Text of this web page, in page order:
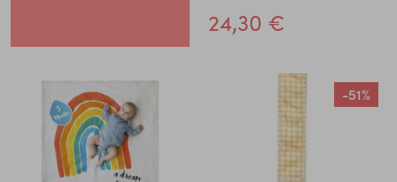
24,30 €
-51%